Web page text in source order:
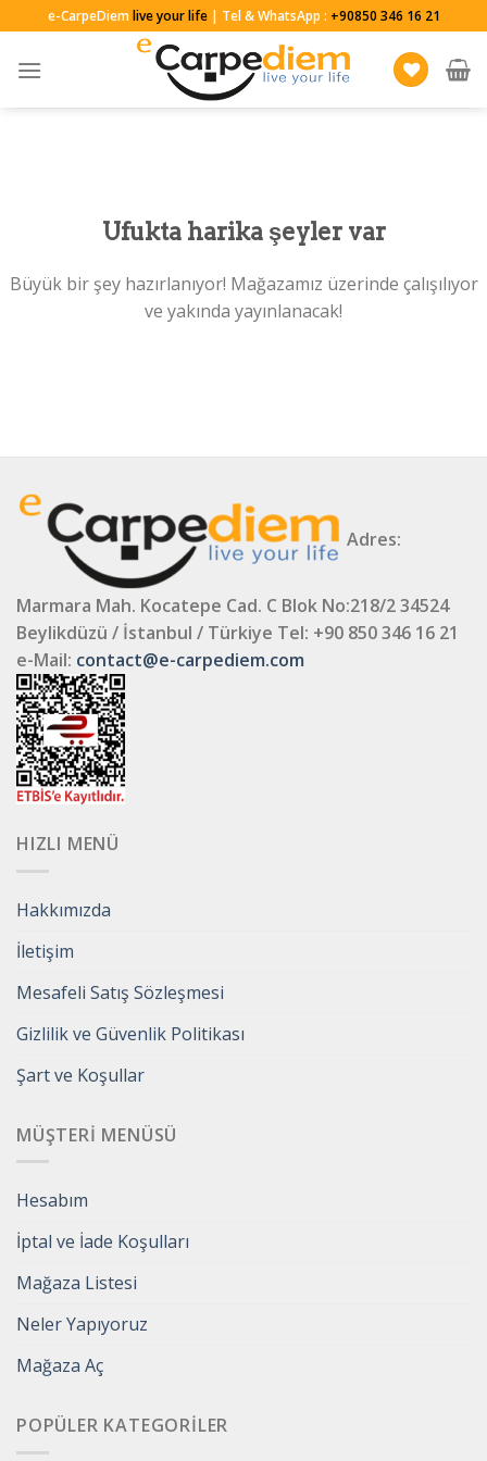
to
content
e-CarpeDiemlive your life| Tel & WhatsApp : +90850 346 16 21
Ufukta harika şeyler var
Büyük bir şey hazırlanıyor! Mağazamız üzerinde çalışılıyor
ve yakında yayınlanacak!
Adres:
Marmara Mah. Kocatepe Cad. C Blok No:218/2 34524
Beylikdüzü / İstanbul / Türkiye Tel: +90 850 346 16 21
e-Mail: contact@e-carpediem.com
HIZLI MENÜ
Hakkımızda
İletişim
Mesafeli Satış Sözleşmesi
Gizlilik ve Güvenlik Politikası
Şart ve Koşullar
MÜŞTERI MENÜSÜ
Hesabım
İptal ve İade Koşulları
Mağaza Listesi
Neler Yapıyoruz
Mağaza Aç
POPÜLER KATEGORILER